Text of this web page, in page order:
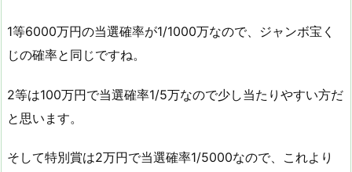
1等6000万円の当選確率が1/1000万なので、ジャンボ宝く
じの確率と同じですね。
2等は100万円で当選確率1/5万なので少し当たりやすい方だ
と思います。
そして特別賞は2万円で当選確率1/5000なので、これより